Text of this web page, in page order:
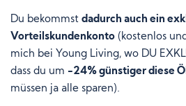
Du bekommst dadurch auch ein
Vorteilskundenkonto (kostenlos
mich bei Young Living, wo DU
dass du um -24% günstiger diese
müssen ja alle sparen).